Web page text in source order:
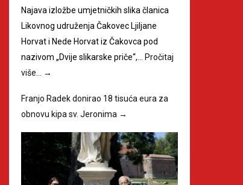
Najava izložbe umjetničkih slika članica
Likovnog udruženja Čakovec Ljiljane
Horvat i Nede Horvat iz Čakovca pod
nazivom „Dvije slikarske priče“,… Pročitaj
više…
→
Franjo Radek donirao 18 tisuća eura za
obnovu kipa sv. Jeronima →